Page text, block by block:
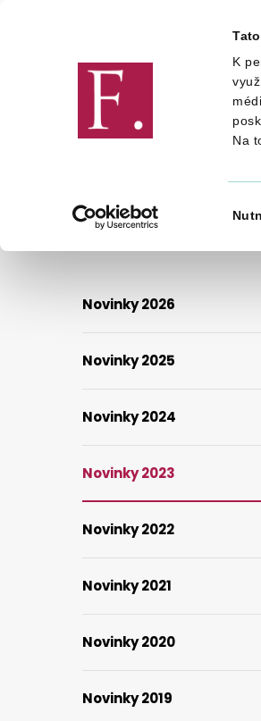
K
Na
OMEZENÍ PROVOZU NA ÚZP V
Novinky 2026
Novinky 2025
Novinky 2024
Novinky 2023
Novinky 2022
Novinky 2021
Novinky 2020
Novinky 2019